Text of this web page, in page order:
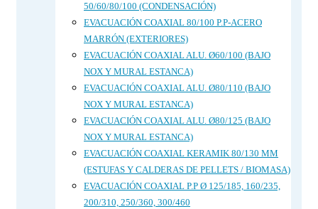
50/60/80/100 (CONDENSACIÓN)
EVACUACIÓN COAXIAL 80/100 P.P-ACERO
MARRÓN (EXTERIORES)
EVACUACIÓN COAXIAL ALU. Ø60/100 (BAJO
NOX Y MURAL ESTANCA)
EVACUACIÓN COAXIAL ALU. Ø80/110 (BAJO
NOX Y MURAL ESTANCA)
EVACUACIÓN COAXIAL ALU. Ø80/125 (BAJO
NOX Y MURAL ESTANCA)
EVACUACIÓN COAXIAL KERAMIK 80/130 MM
(ESTUFAS Y CALDERAS DE PELLETS / BIOMASA)
EVACUACIÓN COAXIAL P.P Ø 125/185, 160/235,
200/310, 250/360, 300/460